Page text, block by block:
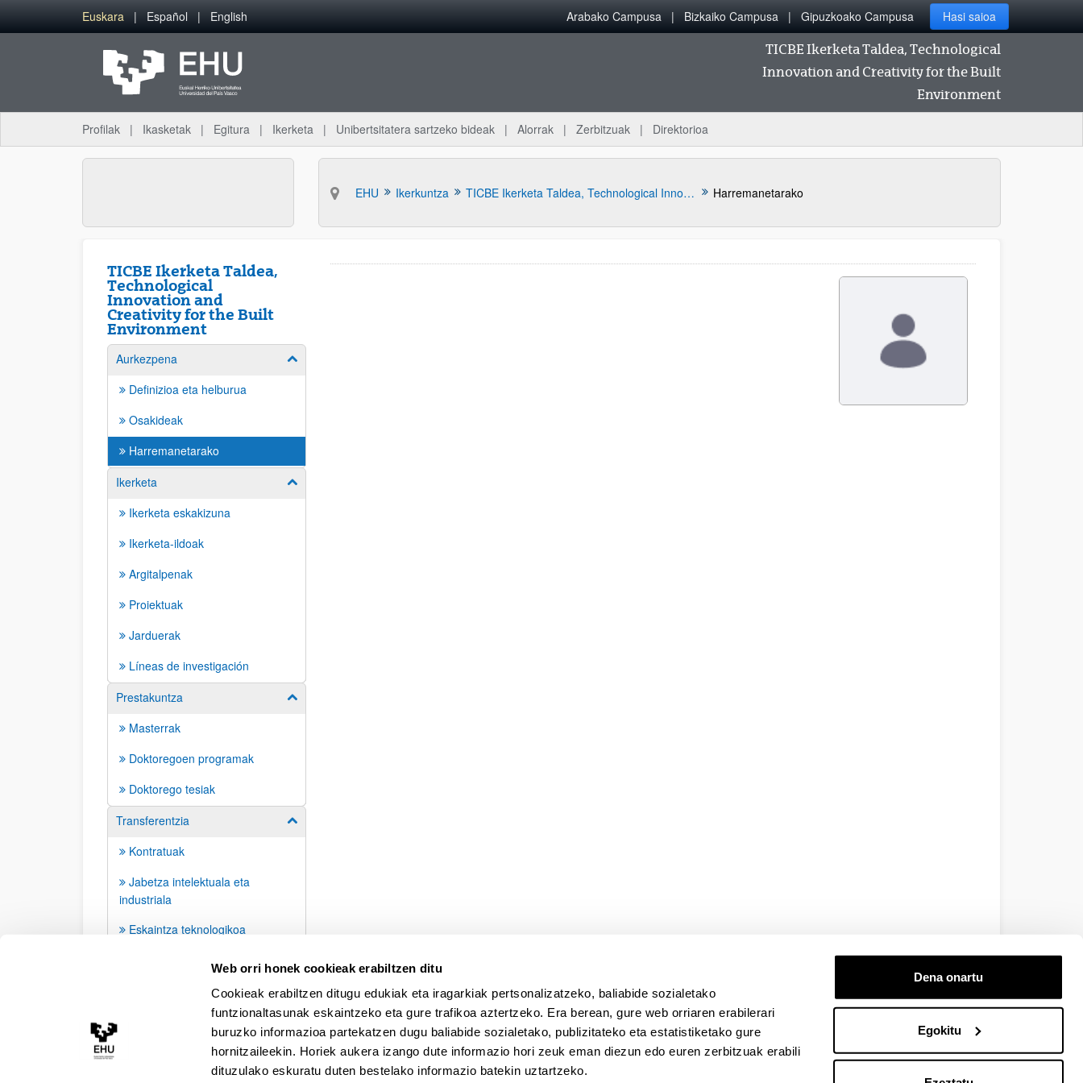
Web orri honek cookieak erabiltzen ditu
Cookieak erabiltzen ditugu edukiak eta iragarkiak pertsonalizatzeko, baliabide sozialetako
funtzionaltasunak eskaintzeko eta gure trafikoa aztertzeko. Era berean, gure web orriaren erabilerari
buruzko informazioa partekatzen dugu baliabide sozialetako, publizitateko eta estatistiketako gure
hornitzaileekin. Horiek aukera izango dute informazio hori zeuk eman diezun edo euren zerbitzuak erabili
dituzulako eskuratu duten bestelako informazio batekin uztartzeko.
Dena onartu
Egokitu
Eduki nagusira joan
Euskara Español English Arabako Campusa Bizkaiko Campusa Gipuzkoako Campusa Hasi saioa
TICBE Ikerketa Taldea, Technological
Innovation and Creativity for the Built
Environment
Profilak Ikasketak Egitura Ikerketa Unibertsitatera sartzeko bideak Alorrak Zerbitzuak Direktorioa
EHU Ikerkuntza TICBE Ikerketa Taldea, Technological Innovation and Creativity for the Built Environment Harremanetarako
TICBE Ikerketa Taldea,
Technological
Innovation and
Creativity for the Built
Environment
Aurkezpena Erakutsi/izkutatu azpiorriak
Definizioa eta helburua
Osakideak
Harremanetarako
Ikerketa
Erakutsi/izkutatu azpiorriak
Ikerketa eskakizuna
Ikerketa-ildoak
Argitalpenak
Proiektuak
Jarduerak
Líneas de investigación
Prestakuntza
Erakutsi/izkutatu azpiorriak
Masterrak
Doktoregoen programak
Doktorego tesiak
Transferentzia
Erakutsi/izkutatu azpiorriak
Kontratuak
Jabetza intelektuala eta
industriala
Eskaintza teknologikoa